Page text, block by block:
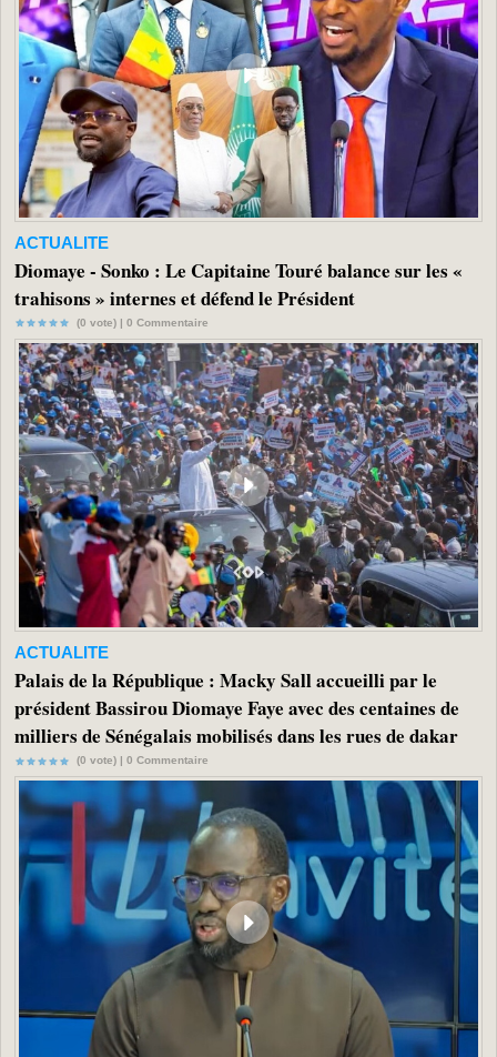
ACTUALITE
Diomaye - Sonko : Le Capitaine Touré balance sur les «
trahisons » internes et défend le Président
(0 vote) | 0 Commentaire
ACTUALITE
Palais de la République : Macky Sall accueilli par le
président Bassirou Diomaye Faye avec des centaines de
milliers de Sénégalais mobilisés dans les rues de dakar
(0 vote) | 0 Commentaire